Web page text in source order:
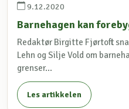
9.12.2020
Barnehagen kan
Redaktør Birgitte Fjørtoft
Lehn og Silje Vold om
grenser...
Les artikkelen